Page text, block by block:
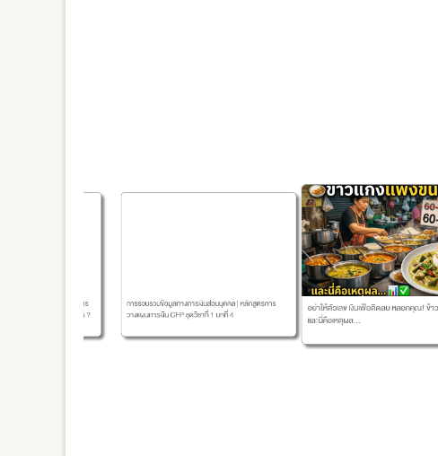
การรวบรวมข้อมูลทางการเงินส่วนบุคคล | หลักสูตรการ
วางแผนการเงิน CFP ชุดวิชาที่ 1 บทที่ 4
อย่าให้ตัวเลข เงินเฟ้อติดลบ หลอกคุณ! ข้าวแกงแพงขึ้นจริง
และนี่คือเหตุผล...